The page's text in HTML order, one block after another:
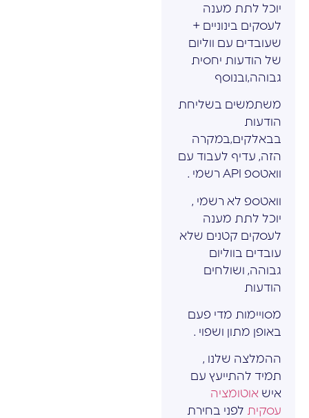
יוכל לתת מענה
לעסקים בינוניים +
שעובדים עם ווליום
של הודעות יחסית
גבוהה,ובנוסף
משתמשים בשליחת
הודעות
בבאלקים,במקרה
הזה, עדיף לעבוד עם
וואטספ API רשמי .
וואטספ לא רשמי ,
יוכל לתת מענה
לעסקים קטנים שלא
עובדים בווליום
גבוהה, ושולחים
הודעות
מסויימות מדי פעם
באופן מתון ושפוי .
ההמלצה שלנו ,
תמיד להתייעץ עם
איש אוטומציה
עסקית לפני בחירת